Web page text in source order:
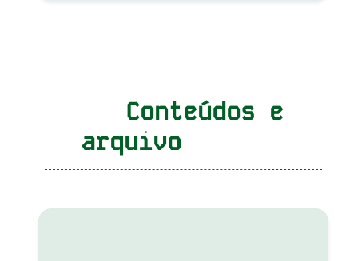
Conteúdos e
arquivo